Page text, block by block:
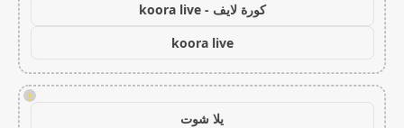
كورة لايف - koora live
koora live
!
يلا شوت